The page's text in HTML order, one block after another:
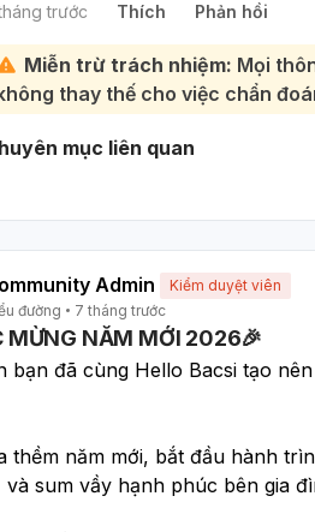
Tái khám định kỳ:
thuốc và phát hiện sớm các biến
bác sĩ ngay để được tư vấn và
nhất.
5 muỗng mật ong mỗi ngày
ong cung cấp năng lượng,
và tăng cường sức đề kháng.
đường huyết cao. Việc lạm
người và ảnh hưởng đến sức
cơ thể và không nên quá phụ
trước Thích Phản hồi
Miễn trừ trách nhiệm: Mọi
thay thế cho việc chẩn
mục liên quan
Admin
Kiểm duyệt viên
đường
7 tháng trước
MỪNG NĂM MỚI 2026🎉
bạn đã cùng Hello Bacsi tạo
thềm năm mới, bắt đầu hành
và sum vầy hạnh phúc bên gia